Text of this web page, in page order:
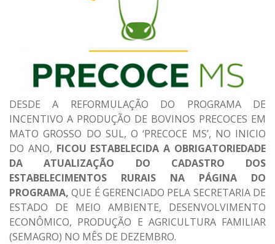
DESDE A REFORMULAÇÃO DO PROGRAMA DE
INCENTIVO A PRODUÇÃO DE BOVINOS PRECOCES EM
MATO GROSSO DO SUL, O ‘PRECOCE MS’, NO INICIO
DO ANO, FICOU ESTABELECIDA A OBRIGATORIEDADE
DA ATUALIZAÇÃO DO CADASTRO DOS
ESTABELECIMENTOS RURAIS NA PÁGINA DO
PROGRAMA, QUE É GERENCIADO PELA SECRETARIA DE
ESTADO DE MEIO AMBIENTE, DESENVOLVIMENTO
ECONÔMICO, PRODUÇÃO E AGRICULTURA FAMILIAR
(SEMAGRO) NO MÊS DE DEZEMBRO.